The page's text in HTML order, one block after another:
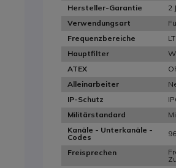
Hersteller-Garantie
2
Verwendungsart
Frequenzbereiche
Hauptfilter
ATEX
Alleinarbeiter
IP-Schutz
Militärstandard
Kanäle - Unterkanäle -
Codes
96
Freisprechen